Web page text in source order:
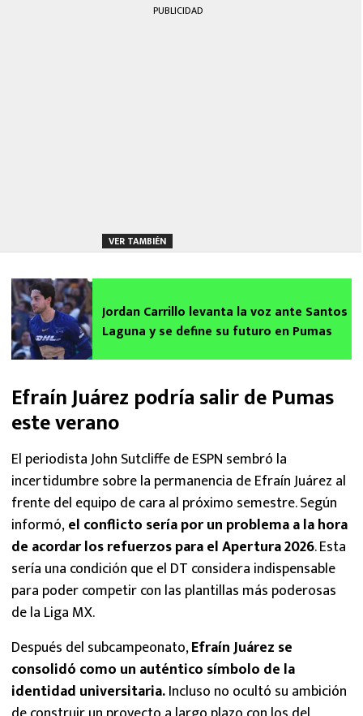
PUBLICIDAD
VER TAMBIÉN
Jordan Carrillo levanta la voz ante Santos
Laguna y se define su futuro en Pumas
Efraín Juárez podría salir de Pumas
este verano
El periodista John Sutcliffe de ESPN sembró la
incertidumbre sobre la permanencia de Efraín Juárez al
frente del equipo de cara al próximo semestre. Según
informó,el conflicto sería por un problema a la hora
de acordar los refuerzos para el Apertura 2026. Esta
sería una condición que el DT considera indispensable
para poder competir con las plantillas más poderosas
de la Liga MX.
Después del subcampeonato,Efraín Juárez se
consolidó como un auténtico símbolo de la
identidad universitaria.Incluso no ocultó su ambición